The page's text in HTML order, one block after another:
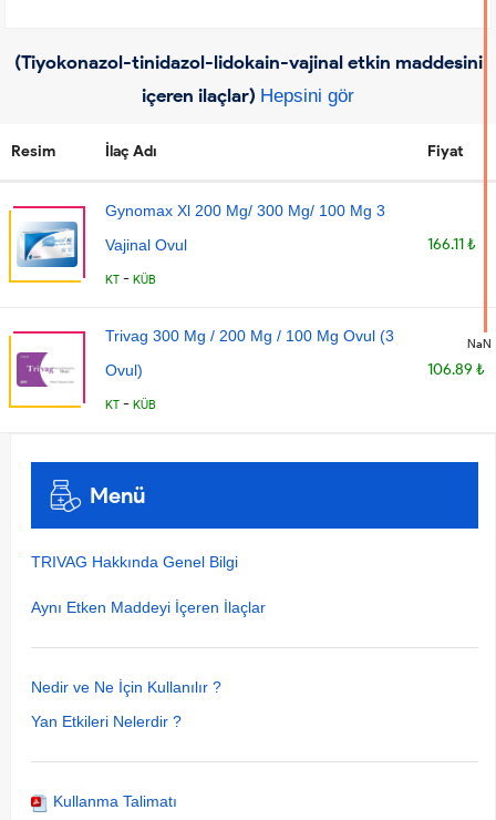
(Tiyokonazol-tinidazol-lidokain-vajinal etkin maddesini
içeren ilaçlar) Hepsini gör
Resim İlaç Adı Fiyat
Gynomax Xl 200 Mg/ 300 Mg/ 100 Mg 3
Vajinal Ovul
KT - KÜB
166.11 ₺
Trivag 300 Mg / 200 Mg / 100 Mg Ovul (3
Ovul)
KT - KÜB
106.89 ₺
Menü
TRIVAG Hakkında Genel Bilgi
Aynı Etken Maddeyi İçeren İlaçlar
Nedir ve Ne İçin Kullanılır ?
Yan Etkileri Nelerdir ?
Kullanma Talimatı
NaN